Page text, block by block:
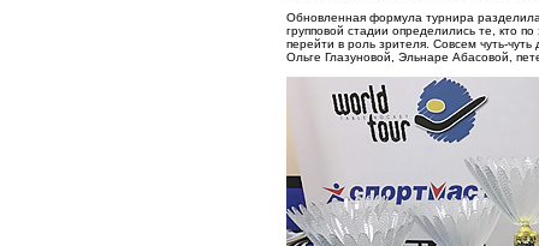
Обновленная формула турнира
групповой стадии определились те, кто
перейти в роль зрителя. Совсем чуть-
Ольге Глазуновой, Эльнаре Абасовой,